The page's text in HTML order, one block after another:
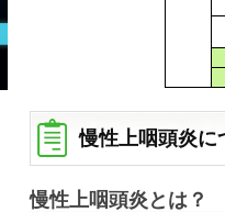
慢性上咽頭炎に
慢性上咽頭炎とは？